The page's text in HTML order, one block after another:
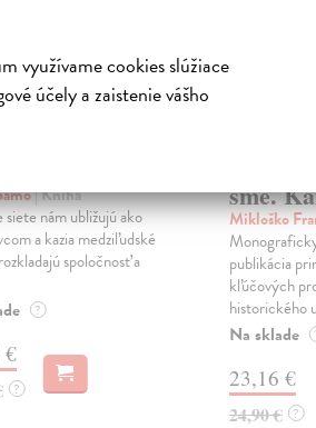
využívame cookies slúžiace
účely a zaistenie vášho
| Kniha
siete nám ubližujú ako
a kazia medziľudské
spoločnosť a
?
€
?
sme.
Mikloško
publikácia
kľúčových
historického
Na sklade
23,16 €
24,90 € ?